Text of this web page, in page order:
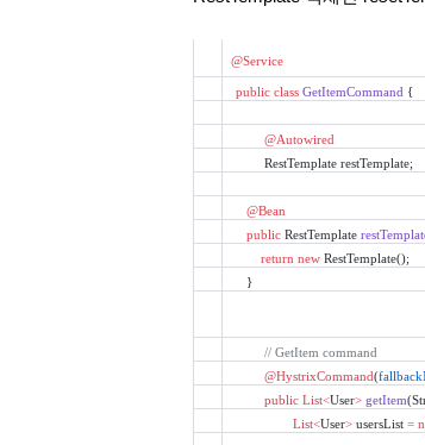
@Service
public class GetItemCommand {
@Autowired
RestTemplate restTemplate;
@Bean
public RestTemplate
return new RestTemplate();
}
// GetItem command
@HystrixCommand(
public List<User> getItem
List<User> usersList =